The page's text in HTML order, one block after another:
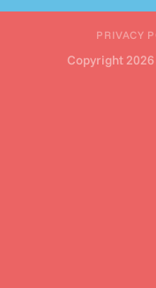
PRIVACY
Copyright